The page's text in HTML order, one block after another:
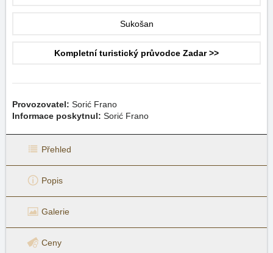
Sukošan
Kompletní turistický průvodce Zadar >>
Provozovatel: Sorić Frano
Informace poskytnul: Sorić Frano
Přehled
Popis
Galerie
Ceny